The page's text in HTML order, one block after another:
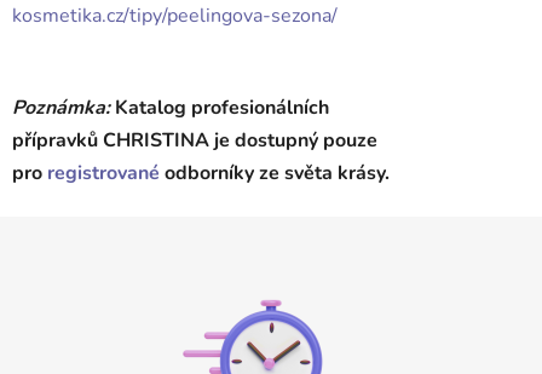
kosmetika.cz/tipy/peelingova-sezona/
Poznámka:Katalog profesionálních
přípravků CHRISTINA je dostupný pouze
pro registrované odborníky ze světa krásy.